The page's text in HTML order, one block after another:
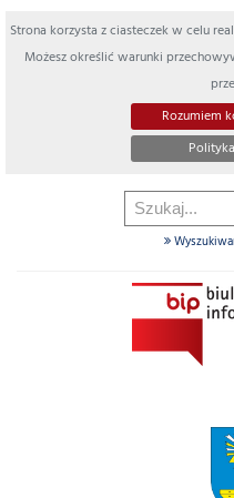
Strona korzysta z ciasteczek w celu
Możesz określić warunki
Rozumiem